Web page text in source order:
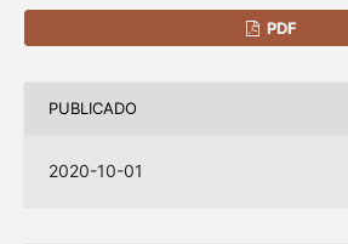
PDF
PUBLICADO
2020-10-01